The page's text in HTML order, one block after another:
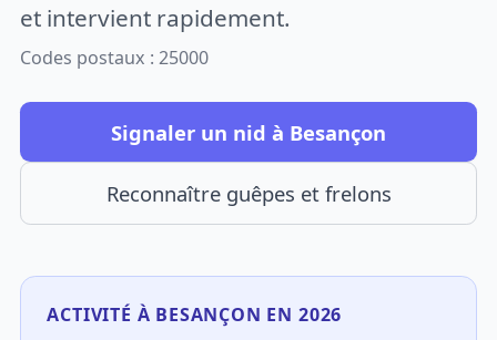
et intervient rapidement.
Codes postaux : 25000
Signaler un nid à Besançon
Reconnaître guêpes et frelons
ACTIVITÉ À BESANÇON EN 2026